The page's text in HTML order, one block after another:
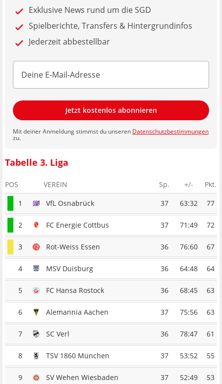
Exklusive News rund um die SGD
Spielberichte, Transfers & Hintergrundinfos
Jederzeit abbestellbar
Jetzt kostenlos abonnieren
Mit deiner Anmeldung stimmst du unseren Datenschutzbestimmungen
zu.
Tabelle 3. Liga
POS VEREIN Sp. +/-
Pkt.
1
VfL Osnabrück 37 63:32 77
2 FC Energie Cottbus 37 71:49 72
3 Rot-Weiss Essen 36 76:60 67
4 MSV Duisburg 36 64:48 64
5 FC Hansa Rostock 36 68:45 63
6 Alemannia Aachen 37 75:56 63
7 SC Verl 36 78:47 61
8 TSV 1860 München 37 53:52 55
9 SV Wehen Wiesbaden 37 52:49 53